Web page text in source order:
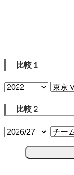
比較１
比較２